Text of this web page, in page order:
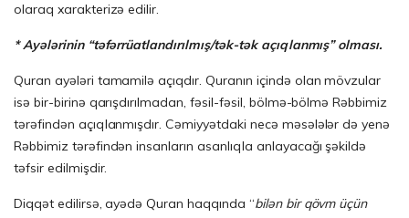
olaraq xarakterizə edilir.
* Ayələrinin “təfərrüatlandırılmış/tək-tək açıqlanmış” olması.
Quran ayələri tamamilə açıqdır. Quranın içində olan mövzular
isə bir-birinə qarışdırılmadan, fəsil-fəsil, bölmə-bölmə Rəbbimiz
tərəfindən açıqlanmışdır. Cəmiyyətdaki necə məsələlər də yenə
Rəbbimiz tərəfindən insanların asanlıqla anlayacağı şəkildə
təfsir edilmişdir.
Diqqət edilirsə, ayədə Quran haqqında “bilən bir qövm üçün